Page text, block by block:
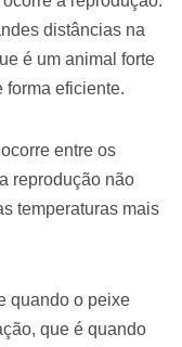
distâncias na
é um animal forte
forma eficiente.
entre os
reprodução não
temperaturas mais
quando o peixe
que é quando